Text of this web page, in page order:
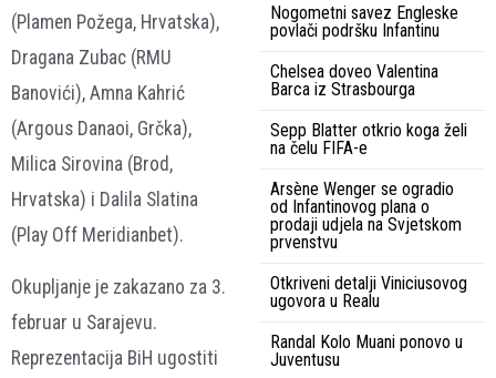
(Plamen Požega, Hrvatska),
Dragana Zubac (RMU
Banovići), Amna Kahrić
(Argous Danaoi, Grčka),
Milica Sirovina (Brod,
Hrvatska) i Dalila Slatina
(Play Off Meridianbet).
Okupljanje je zakazano za 3.
februar u Sarajevu.
Reprezentacija BiH ugostiti
Nogometni savez Engleske
povlači podršku Infantinu
Chelsea doveo Valentina
Barca iz Strasbourga
Sepp Blatter otkrio koga želi
na čelu FIFA-e
Arsène Wenger se ogradio
od Infantinovog plana o
prodaji udjela na Svjetskom
prvenstvu
Otkriveni detalji Viniciusovog
ugovora u Realu
Randal Kolo Muani ponovo u
Juventusu